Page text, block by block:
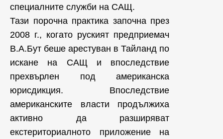
специалните служби на САЩ.
Тази порочна практика започна през
2008 г., когато руският предприемач
В.А.Бут беше арестуван в Тайланд по
искане на САЩ и впоследствие
прехвърлен под американска
юрисдикция. Впоследствие
американските власти продължиха
активно да разширяват
екстериториалното приложение на